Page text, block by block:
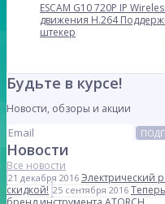
ESCAM G10 720P IP
движения H.264
штекер
Будьте в курсе!
Новости, обзоры и акции
Новости
Все новости
21 декабря 2016 Электрический
скидкой! 25 сентября 2016